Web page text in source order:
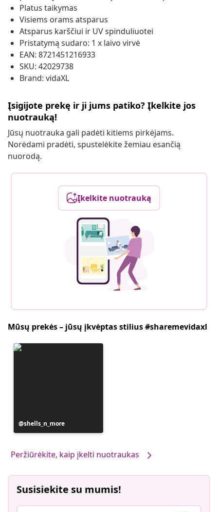
Platus taikymas
Visiems orams atsparus
Atsparus karščiui ir UV spinduliuotei
Pristatymą sudaro: 1 x laivo virvė
EAN: 8721451216933
SKU: 42029738
Brand: vidaXL
Įsigijote prekę ir ji jums patiko? Įkelkite jos
nuotrauką!
Jūsų nuotrauka gali padėti kitiems pirkėjams.
Norėdami pradėti, spustelėkite žemiau esančią
nuorodą.
Įkelkite nuotrauką
Mūsų prekės – jūsų įkvėptas stilius #sharemevidaxl
Įrašą
paskelbė
shells_n_more
Peržiūrėkite, kaip įkelti nuotraukas
Susisiekite su mumis!